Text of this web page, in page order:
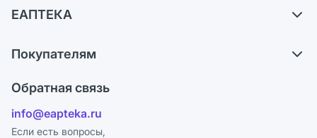
Самовывоз из аптек
Ответы на вопросы
Блог
ЕАПТЕКА
Карьера
Поставщики
Лицензия
Реклама на сайте
Покупателям
Программа СберСпасибо
Обратная связь
info@eapteka.ru
Если есть вопросы,